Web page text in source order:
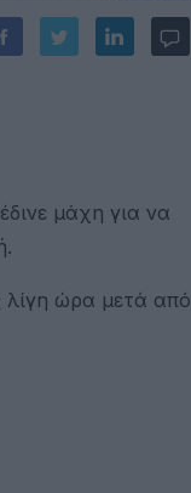
μάχη για να
λίγη ώρα μετά από